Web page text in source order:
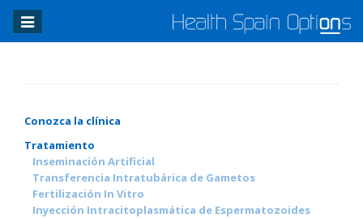
Toggle
navigation
Conozca la clínica
Tratamiento
Inseminación Artificial
Transferencia Intratubárica de Gametos
Fertilización In Vitro
Inyección Intracitoplasmática de Espermatozoides